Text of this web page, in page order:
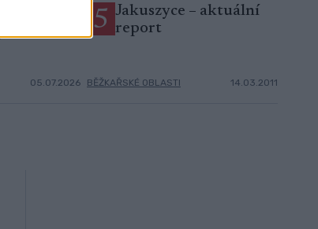
05.07.2026
5 Jakuszyce – aktuální
report
BĚŽKAŘSKÉ OBLASTI 14.03.2011